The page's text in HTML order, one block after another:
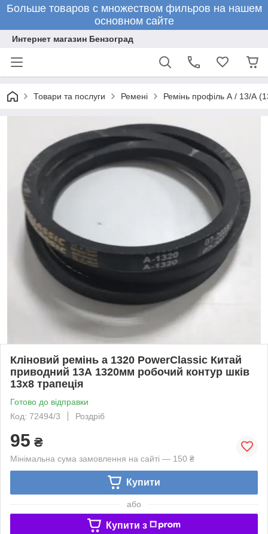
Больше товаров с множеством фильров на нашем
основном сайте
Интернет магазин Бензоград
Товари та послуги Ремені Ремінь профіль А / 13/А
Кліновий ремінь а 1320 PowerClassic Китай
приводний 13А 1320мм робочий контур шків
13х8 трапеція
Готово до відправки
Код: 72494/3
Роздріб
95 ₴
Мінімальна сума замовлення на сайті — 150 ₴
Купити
або
Купити з